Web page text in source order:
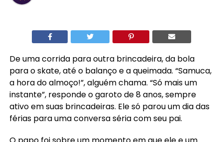
De uma corrida para outra brincadeira, da bola
para o skate, até o balanço e a queimada. “Samuca,
a hora do almoço!”, alguém chama. “Só mais um
instante”, responde o garoto de 8 anos, sempre
ativo em suas brincadeiras. Ele só parou um dia das
férias para uma conversa séria com seu pai.